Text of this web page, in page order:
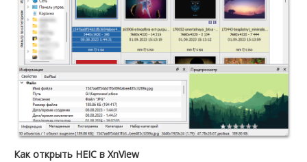
Как открыть HEIC в XnView